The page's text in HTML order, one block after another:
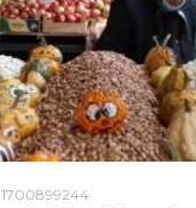
1700899244